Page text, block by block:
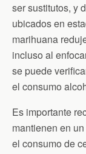
ser sustitutos, y
ubicados en
marihuana
incluso al
se puede
el consumo
Es importante
mantienen en
el consumo de